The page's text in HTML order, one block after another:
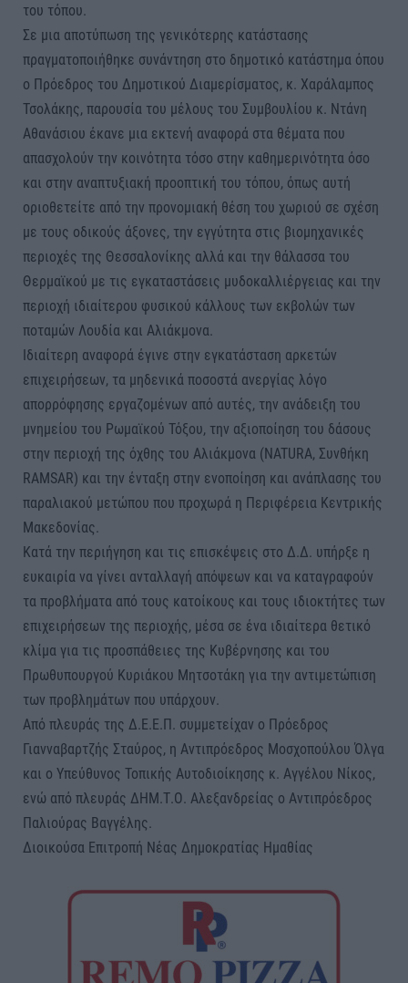
του τόπου.
Σε μια αποτύπωση της γενικότερης κατάστασης
πραγματοποιήθηκε συνάντηση στο δημοτικό κατάστημα όπου
ο Πρόεδρος του Δημοτικού Διαμερίσματος, κ. Χαράλαμπος
Τσολάκης, παρουσία του μέλους του Συμβουλίου κ. Ντάνη
Αθανάσιου έκανε μια εκτενή αναφορά στα θέματα που
απασχολούν την κοινότητα τόσο στην καθημερινότητα όσο
και στην αναπτυξιακή προοπτική του τόπου, όπως αυτή
οριοθετείτε από την προνομιακή θέση του χωριού σε σχέση
με τους οδικούς άξονες, την εγγύτητα στις βιομηχανικές
περιοχές της Θεσσαλονίκης αλλά και την θάλασσα του
Θερμαϊκού με τις εγκαταστάσεις μυδοκαλλιέργειας και την
περιοχή ιδιαίτερου φυσικού κάλλους των εκβολών των
ποταμών Λουδία και Αλιάκμονα.
Ιδιαίτερη αναφορά έγινε στην εγκατάσταση αρκετών
επιχειρήσεων, τα μηδενικά ποσοστά ανεργίας λόγο
απορρόφησης εργαζομένων από αυτές, την ανάδειξη του
μνημείου του Ρωμαϊκού Τόξου, την αξιοποίηση του δάσους
στην περιοχή της όχθης του Αλιάκμονα (NATURA, Συνθήκη
RAMSAR) και την ένταξη στην ενοποίηση και ανάπλασης του
παραλιακού μετώπου που προχωρά η Περιφέρεια Κεντρικής
Μακεδονίας.
Κατά την περιήγηση και τις επισκέψεις στο Δ.Δ. υπήρξε η
ευκαιρία να γίνει ανταλλαγή απόψεων και να καταγραφούν
τα προβλήματα από τους κατοίκους και τους ιδιοκτήτες των
επιχειρήσεων της περιοχής, μέσα σε ένα ιδιαίτερα θετικό
κλίμα για τις προσπάθειες της Κυβέρνησης και του
Πρωθυπουργού Κυριάκου Μητσοτάκη για την αντιμετώπιση
των προβλημάτων που υπάρχουν.
Από πλευράς της Δ.Ε.Ε.Π. συμμετείχαν ο Πρόεδρος
Γιανναβαρτζής Σταύρος, η Αντιπρόεδρος Μοσχοπούλου Όλγα
και ο Υπεύθυνος Τοπικής Αυτοδιοίκησης κ. Αγγέλου Νίκος,
ενώ από πλευράς ΔΗΜ.Τ.Ο. Αλεξανδρείας ο Αντιπρόεδρος
Παλιούρας Βαγγέλης.
Διοικούσα Επιτροπή Νέας Δημοκρατίας Ημαθίας